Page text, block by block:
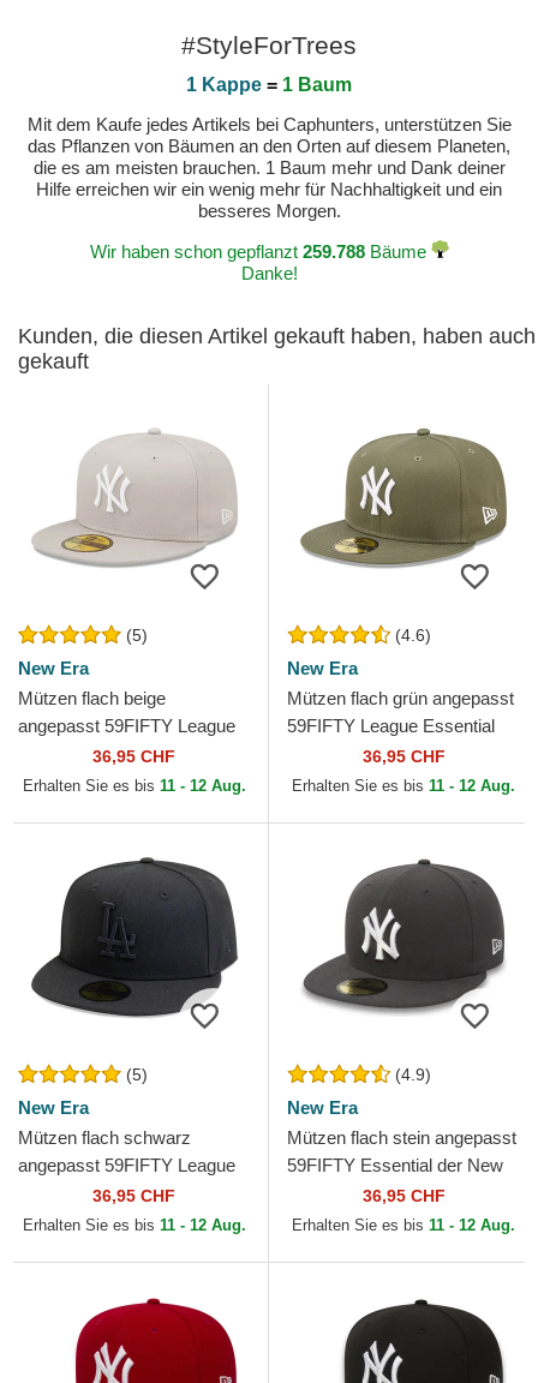
#StyleForTrees
1 Kappe = 1 Baum
Mit dem Kaufe jedes Artikels bei Caphunters, unterstützen Sie
das Pflanzen von Bäumen an den Orten auf diesem Planeten,
die es am meisten brauchen. 1 Baum mehr und Dank deiner
Hilfe erreichen wir ein wenig mehr für Nachhaltigkeit und ein
besseres Morgen.
Wir haben schon gepflanzt 259.788Bäume
Danke!
Kunden, die diesen Artikel gekauft haben, haben auch
gekauft
(5)
New Era
Mützen flach beige
angepasst 59FIFTY League
Essential der New York
Yankees MLB von New Era
36,95 CHF
Erhalten Sie es bis 11 - 12 Aug.
(4.6)
New Era
Mützen flach grün angepasst
59FIFTY League Essential
der New York Yankees MLB
von New Era
36,95 CHF
Erhalten Sie es bis 11 - 12 Aug.
(5)
New Era
Mützen flach schwarz
angepasst 59FIFTY League
Essential der Los Angeles
Dodgers MLB von New Era
36,95 CHF
Erhalten Sie es bis 11 - 12 Aug.
(4.9)
New Era
Mützen flach stein angepasst
59FIFTY Essential der New
York Yankees MLB von New
Era
36,95 CHF
Erhalten Sie es bis 11 - 12 Aug.